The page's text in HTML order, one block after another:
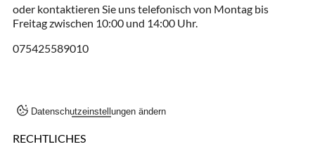
oder kontaktieren Sie uns telefonisch von Montag bis
Freitag zwischen 10:00 und 14:00 Uhr.
075425589010
Datenschutzeinstellungen ändern
RECHTLICHES